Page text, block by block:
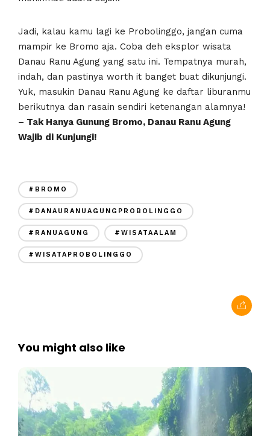
Jadi, kalau kamu lagi ke Probolinggo, jangan cuma
mampir ke Bromo aja. Coba deh eksplor wisata
Danau Ranu Agung yang satu ini. Tempatnya murah,
indah, dan pastinya worth it banget buat dikunjungi.
Yuk, masukin Danau Ranu Agung ke daftar liburanmu
berikutnya dan rasain sendiri ketenangan alamnya!
– Tak Hanya Gunung Bromo, Danau Ranu Agung
Wajib di Kunjungi!
#BROMO
#DANAURANUAGUNGPROBOLINGGO
#RANUAGUNG #WISATAALAM
#WISATAPROBOLINGGO
You might also like